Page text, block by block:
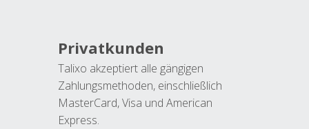
Privatkunden
Talixo akzeptiert alle gängigen
Zahlungsmethoden, einschließlich
MasterCard, Visa und American
Express.